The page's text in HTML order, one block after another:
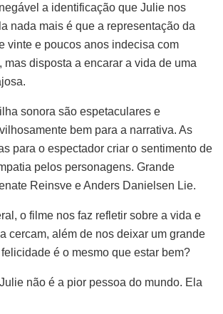
a identificação que Julie nos
nada mais é que a representação da
vinte e poucos anos indecisa com
mas disposta a encarar a vida de uma
sonora são espetaculares e
bem para a narrativa. As
para o espectador criar o sentimento de
pelos personagens. Grande
Reinsve e Anders Danielsen Lie.
o filme nos faz refletir sobre a vida e
cercam, além de nos deixar um grande
é o mesmo que estar bem?
não é a pior pessoa do mundo. Ela